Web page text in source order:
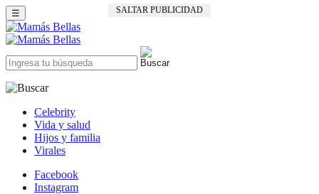
SALTAR PUBLICIDAD
☰
Celebrity
Vida y salud
Hijos y familia
Virales
Facebook
Instagram